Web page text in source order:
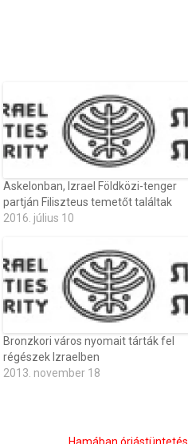
Askelonban, Izrael Földközi-tenger
partján Filiszteus temetőt találtak
2016. július 10
Bronzkori város nyomait tárták fel
régészek Izraelben
2013. november 18